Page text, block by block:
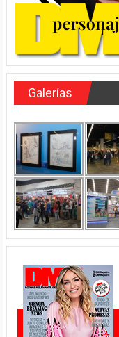
Galerías